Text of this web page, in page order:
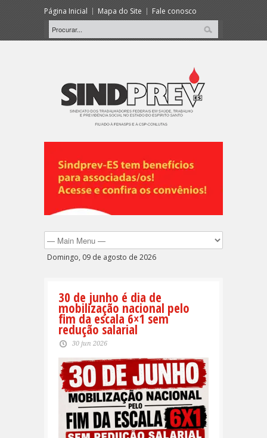
Página Inicial Mapa do Site Fale conosco
Domingo, 09 de agosto de 2026
30 de junho é dia de
mobilização nacional pelo
fim da escala 6×1 sem
redução salarial
30 jun 2026